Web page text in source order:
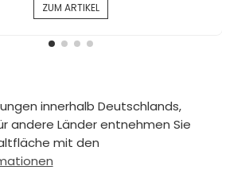
ZUM ARTIKEL
innerhalb Deutschlands,
andere Länder entnehmen Sie
mit den